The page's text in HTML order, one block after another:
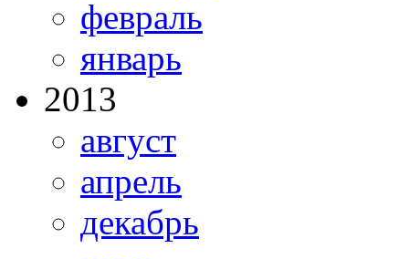
февраль
январь
2013
август
апрель
декабрь